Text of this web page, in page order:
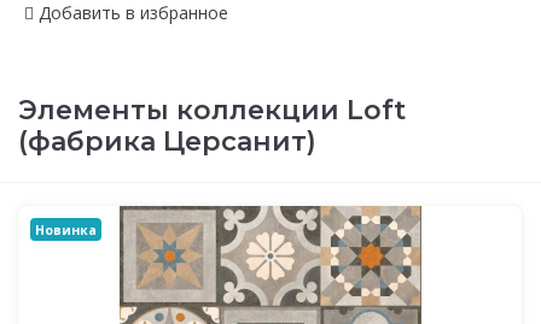
Добавить в избранное
Элементы коллекции Loft
(фабрика Церсанит)
Новинка